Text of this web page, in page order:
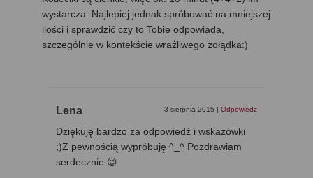
wystarcza. Najlepiej jednak spróbować na mniejszej
ilości i sprawdzić czy to Tobie odpowiada,
szczególnie w kontekście wrażliwego żołądka:)
Lena 3 sierpnia 2015 | Odpowiedz
Dziękuję bardzo za odpowiedź i wskazówki
;)Z pewnością wypróbuję ^_^ Pozdrawiam
serdecznie 😉